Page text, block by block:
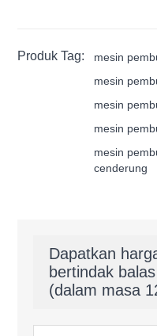
Produk Tag:
mesin
mesin
mesin
mesin
mesin
cenderung
Dapatkan
bertindak
(dalam masa